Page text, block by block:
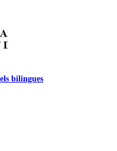
bilingues